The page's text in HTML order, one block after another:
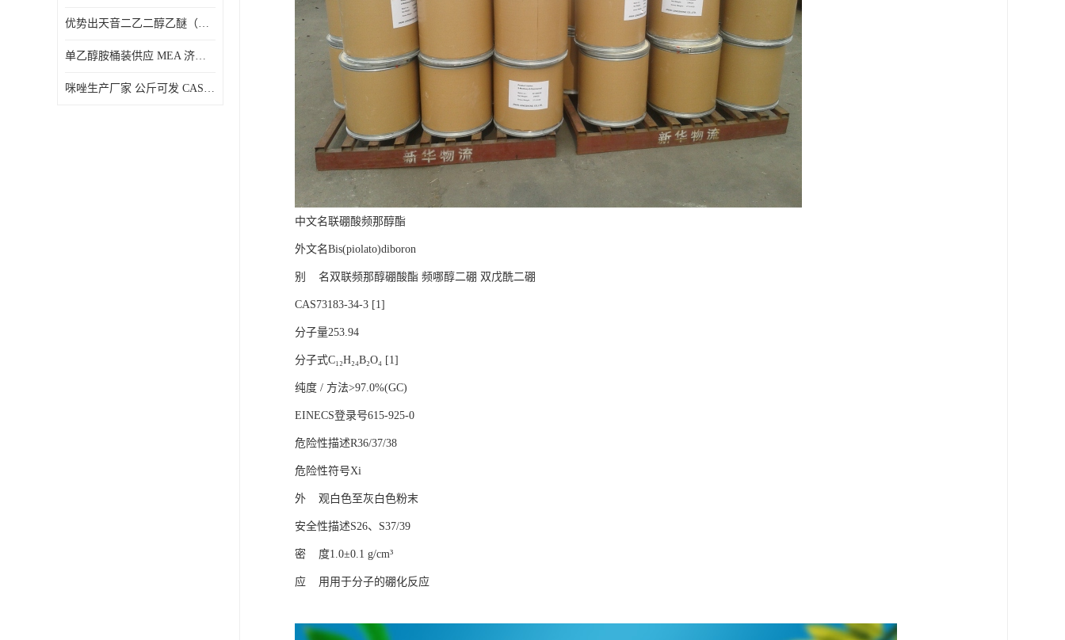
优势出天音二乙二醇乙醚（DPE）山东仓库发现货
单乙醇胺桶装供应 MEA 济南仓库发货 厂家
咪唑生产厂家 公斤可发 CAS:288-32-4
中文名联硼酸频那醇酯
外文名Bis(piolato)diboron
别 名双联频那醇硼酸酯 频哪醇二硼 双戊酰二硼
CAS73183-34-3 [1]
分子量253.94
分子式C₁₂H₂₄B₂O₄ [1]
纯度 / 方法>97.0%(GC)
EINECS登录号615-925-0
危险性描述R36/37/38
危险性符号Xi
外 观白色至灰白色粉末
安全性描述S26、S37/39
密 度1.0±0.1 g/cm³
应 用用于分子的硼化反应